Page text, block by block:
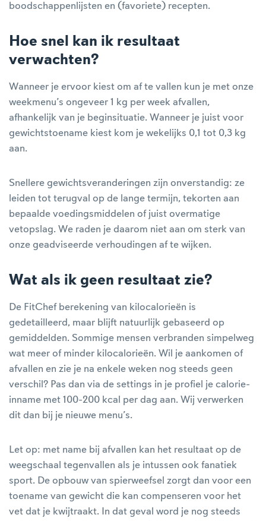
boodschappenlijsten en (favoriete) recepten.
Hoe snel kan ik resultaat
verwachten?
Wanneer je ervoor kiest om af te vallen kun je met onze
weekmenu’s ongeveer 1 kg per week afvallen,
afhankelijk van je beginsituatie. Wanneer je juist voor
gewichtstoename kiest kom je wekelijks 0,1 tot 0,3 kg
aan.
Snellere gewichtsveranderingen zijn onverstandig: ze
leiden tot terugval op de lange termijn, tekorten aan
bepaalde voedingsmiddelen of juist overmatige
vetopslag. We raden je daarom niet aan om sterk van
onze geadviseerde verhoudingen af te wijken.
Wat als ik geen resultaat zie?
De FitChef berekening van kilocalorieën is
gedetailleerd, maar blijft natuurlijk gebaseerd op
gemiddelden. Sommige mensen verbranden simpelweg
wat meer of minder kilocalorieën. Wil je aankomen of
afvallen en zie je na enkele weken nog steeds geen
verschil? Pas dan via de settings in je profiel je calorie-
inname met 100-200 kcal per dag aan. Wij verwerken
dit dan bij je nieuwe menu’s.
Let op: met name bij afvallen kan het resultaat op de
weegschaal tegenvallen als je intussen ook fanatiek
sport. De opbouw van spierweefsel zorgt dan voor een
toename van gewicht die kan compenseren voor het
vet dat je kwijtraakt. In dat geval word je nog steeds